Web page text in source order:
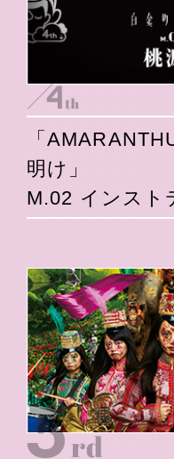
「
明け」
M.02 インスト